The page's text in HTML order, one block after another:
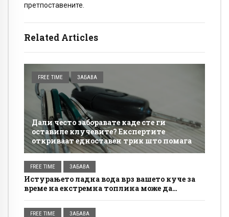
Related Articles
FREE TIME ЗАБАВА
Дали често заборавате каде сте ги
оставиле клучевите? Експертите
откриваат едноставен трик што помага
FREE TIME ЗАБАВА
Истурањето ладна вода врз вашето куче за
време на екстремна топлина може да
FREE TIME ЗАБАВА
претпоставените.